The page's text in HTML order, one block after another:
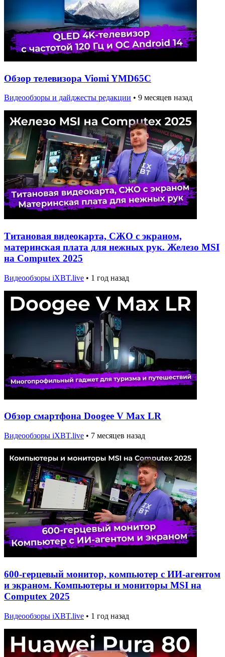
Обзор телевизора Viomi YMD65C
Видеообзоры и дайджесты редакции • 9 месяцев назад
Титановая видеокарта, СЖО с экраном,
материнская плата для нежных рук. Железо MSI
на Computex 2025
Видеообзоры iXBT.live • 1 год назад
Обзор смартфона Doogee V Max LR
Видеообзоры iXBT.live • 7 месяцев назад
600-герцевый монитор, компьютер с ИИ-агентом
и экраном. Компьютеры и мониторы MSI на
Computex 2025
Видеообзоры iXBT.live • 1 год назад